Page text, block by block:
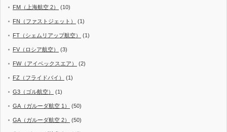
FM（上海航空 2） (10)
FN（ファストジェット） (1)
FT（シェムリアップ航空） (1)
FV（ロシア航空） (3)
FW（アイベックスエア） (2)
FZ（フライドバイ） (1)
G3（ゴル航空） (1)
GA（ガルーダ航空 1） (50)
GA（ガルーダ航空 2） (50)